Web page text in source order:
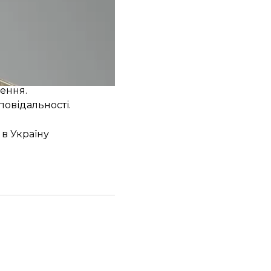
ракет
інфраструктуру
— ведення
Україну